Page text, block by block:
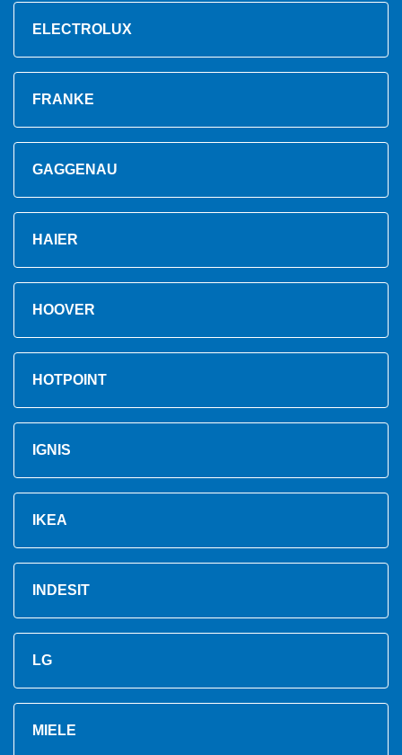
ELECTROLUX
FRANKE
GAGGENAU
HAIER
HOOVER
HOTPOINT
IGNIS
IKEA
INDESIT
LG
MIELE